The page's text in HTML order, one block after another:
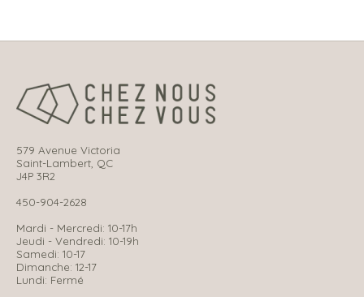
579 Avenue Victoria
Saint-Lambert, QC
J4P 3R2
450-904-2628
Mardi - Mercredi: 10-17h
Jeudi - Vendredi: 10-19h
Samedi: 10-17
Dimanche: 12-17
Lundi: Fermé